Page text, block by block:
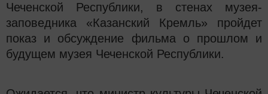
Чеченской Республики, в стенах музея-
заповедника «Казанский Кремль» пройдет
показ и обсуждение фильма о прошлом и
будущем музея Чеченской Республики.